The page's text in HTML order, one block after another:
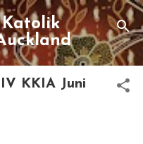
content
KKIA Juni